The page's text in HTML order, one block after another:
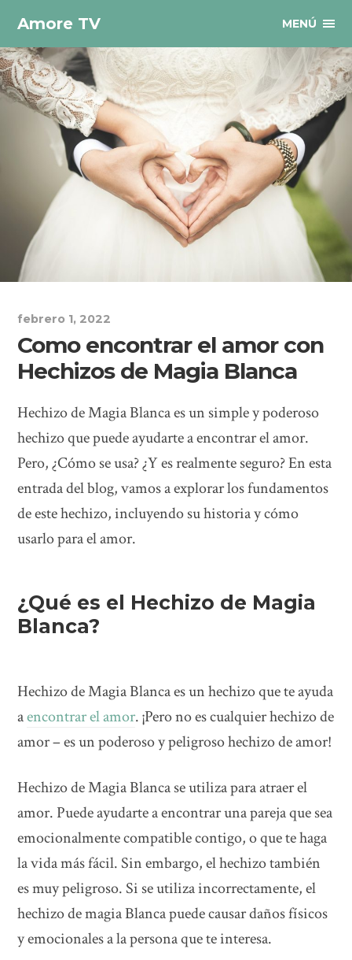
Amore TV MENÚ
febrero 1, 2022
Como encontrar el amor con
Hechizos de Magia Blanca
Hechizo de Magia Blanca es un simple y poderoso
hechizo que puede ayudarte a encontrar el amor.
Pero, ¿Cómo se usa? ¿Y es realmente seguro? En esta
entrada del blog, vamos a explorar los fundamentos
de este hechizo, incluyendo su historia y cómo
usarlo para el amor.
¿Qué es el Hechizo de Magia
Blanca?
Hechizo de Magia Blanca es un hechizo que te ayuda
aencontrar el amor. ¡Pero no es cualquier hechizo de
amor – es un poderoso y peligroso hechizo de amor!
Hechizo de Magia Blanca se utiliza para atraer el
amor. Puede ayudarte a encontrar una pareja que sea
emocionalmente compatible contigo, o que te haga
la vida más fácil. Sin embargo, el hechizo también
es muy peligroso. Si se utiliza incorrectamente, el
hechizo de magia Blanca puede causar daños físicos
y emocionales a la persona que te interesa.